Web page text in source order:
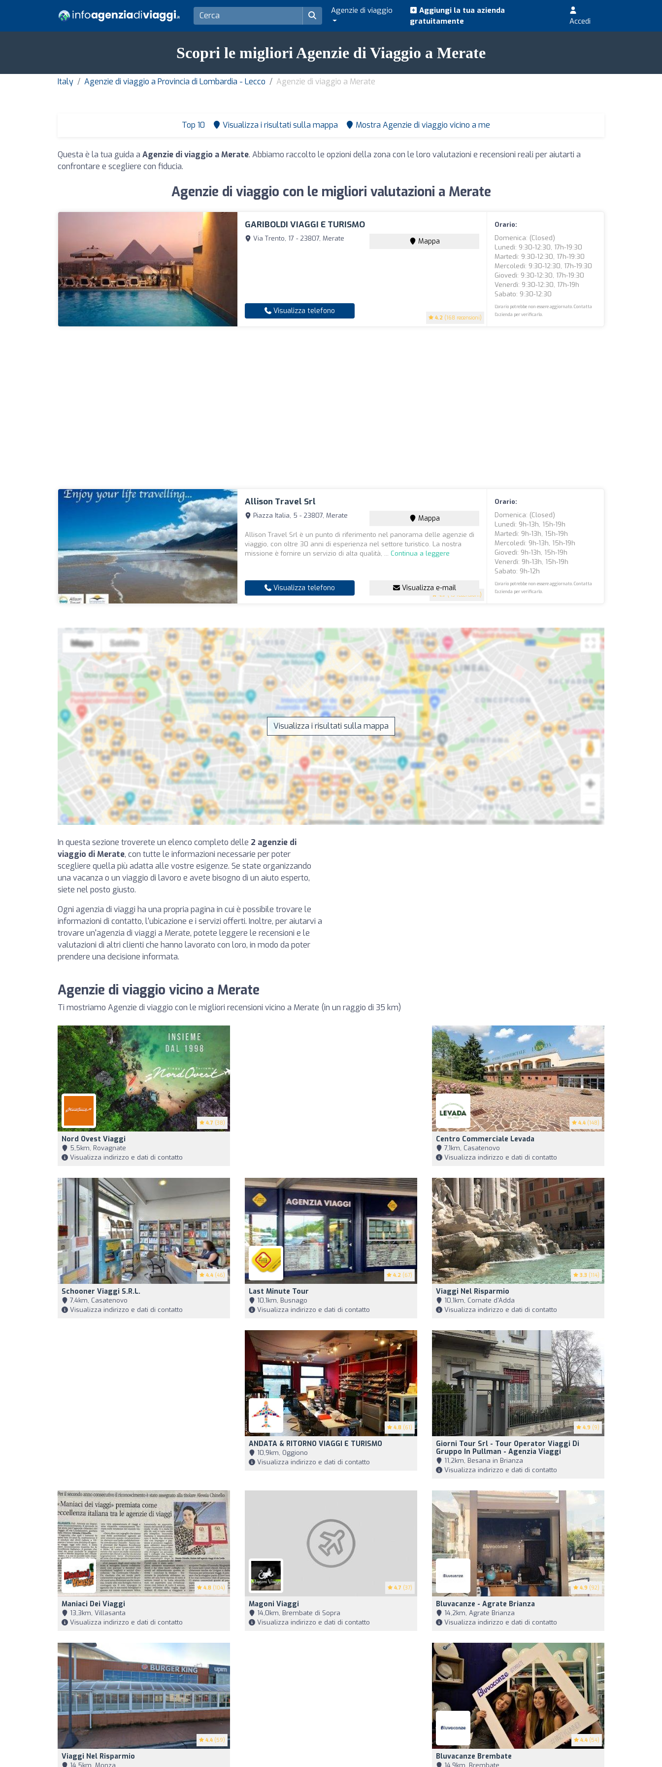
Agenzie di viaggio
Aggiungi la tua azienda
gratuitamente
Accedi
Scopri le migliori Agenzie di Viaggio a Merate
Italy Agenzie di viaggio a Provincia di Lombardia - Lecco Agenzie di viaggio a Merate
Top 10 Visualizza i risultati sulla mappa Mostra Agenzie di viaggio vicino a me
Questa è la tua guida a Agenzie di viaggio a Merate. Abbiamo raccolto le opzioni della zona con le loro valutazioni e recensioni reali per aiutarti a
confrontare e scegliere con fiducia.
Agenzie di viaggio con le migliori valutazioni a Merate
GARIBOLDI VIAGGI E TURISMO
4.2 (168 recensioni)
Via Trento, 17 - 23807, Merate Mappa
Visualizza telefono
Orario:
Domenica: (closed)
Lunedì: 9:30-12:30, 17h-19:30
Martedì: 9:30-12:30, 17h-19:30
Mercoledì: 9:30-12:30, 17h-19:30
Giovedì: 9:30-12:30, 17h-19:30
Venerdì: 9:30-12:30, 17h-19h
Sabato: 9:30-12:30
L'orario potrebbe non essere aggiornato. Contatta
l'azienda per verificarlo.
Allison Travel Srl
4.7 (43 recensioni)
Piazza Italia, 5 - 23807, Merate Mappa
Allison Travel Srl è un punto di riferimento nel panorama delle agenzie di
viaggio, con oltre 30 anni di esperienza nel settore turistico. La nostra
missione è fornire un servizio di alta qualità, ... Continua a leggere
Visualizza telefono Visualizza e-mail
Orario:
Domenica: (closed)
Lunedì: 9h-13h, 15h-19h
Martedì: 9h-13h, 15h-19h
Mercoledì: 9h-13h, 15h-19h
Giovedì: 9h-13h, 15h-19h
Venerdì: 9h-13h, 15h-19h
Sabato: 9h-12h
L'orario potrebbe non essere aggiornato. Contatta
l'azienda per verificarlo.
Visualizza i risultati sulla mappa
In questa sezione troverete un elenco completo delle 2 agenzie di
viaggio di Merate, con tutte le informazioni necessarie per poter
scegliere quella più adatta alle vostre esigenze. Se state organizzando
una vacanza o un viaggio di lavoro e avete bisogno di un aiuto esperto,
siete nel posto giusto.
Ogni agenzia di viaggi ha una propria pagina in cui è possibile trovare le
informazioni di contatto, l'ubicazione e i servizi offerti. Inoltre, per aiutarvi a
trovare un'agenzia di viaggi a Merate, potete leggere le recensioni e le
valutazioni di altri clienti che hanno lavorato con loro, in modo da poter
prendere una decisione informata.
Agenzie di viaggio vicino a Merate
Ti mostriamo Agenzie di viaggio con le migliori recensioni vicino a Merate (in un raggio di 35 km)
4.7 (38)
Nord Ovest Viaggi
5,5km, Rovagnate
Visualizza indirizzo e dati di contatto
4.4 (148)
Centro Commerciale Levada
7,1km, Casatenovo
Visualizza indirizzo e dati di contatto
4.4 (46)
Schooner Viaggi S.r.l.
7,4km, Casatenovo
Visualizza indirizzo e dati di contatto
4.2 (67)
Last Minute Tour
10,1km, Busnago
Visualizza indirizzo e dati di contatto
3.3 (114)
Viaggi Nel Risparmio
10,1km, Cornate d'Adda
Visualizza indirizzo e dati di contatto
4.8 (61)
ANDATA & RITORNO VIAGGI E TURISMO
10,9km, Oggiono
Visualizza indirizzo e dati di contatto
4.9 (9)
Giorni Tour Srl - Tour Operator Viaggi Di
Gruppo In Pullman - Agenzia Viaggi
11,2km, Besana in Brianza
Visualizza indirizzo e dati di contatto
4.8 (104)
Maniaci Dei Viaggi
13,3km, Villasanta
Visualizza indirizzo e dati di contatto
4.7 (37)
Magoni Viaggi
14,0km, Brembate di Sopra
Visualizza indirizzo e dati di contatto
4.9 (92)
Bluvacanze - Agrate Brianza
14,2km, Agrate Brianza
Visualizza indirizzo e dati di contatto
4.4 (59)
Viaggi Nel Risparmio
14,5km, Monza
4.4 (54)
Bluvacanze Brembate
14,9km, Brembate